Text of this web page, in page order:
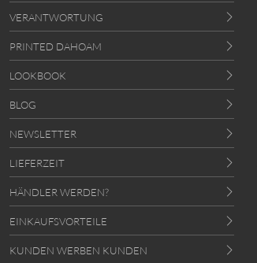
VERANTWORTUNG
PRINTED DAHOAM
LOOKBOOK
BLOG
NEWSLETTER
LIEFERZEIT
HÄNDLER WERDEN?
EINKAUFSVORTEILE
KUNDEN WERBEN KUNDEN